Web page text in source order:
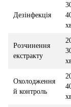
Дезінфекція
Розчинення
екстракту
Охолодження
й контроль